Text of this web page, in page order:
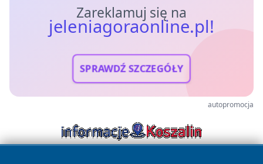
Zareklamuj się na
jeleniagoraonline.pl!
SPRAWDŹ SZCZEGÓŁY
autopromocja